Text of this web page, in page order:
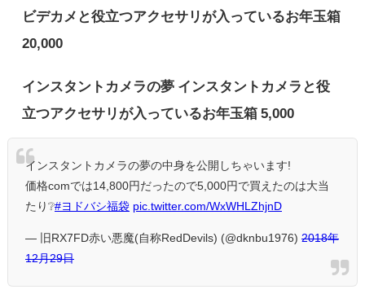
ビデカメと役立つアクセサリが入っているお年玉箱
20,000
インスタントカメラの夢 インスタントカメラと役
立つアクセサリが入っているお年玉箱 5,000
インスタントカメラの夢の中身を公開しちゃいます!
価格comでは14,800円だったので5,000円で買えたのは大当
たり❔#ヨドバシ福袋 pic.twitter.com/WxWHLZhjnD
— 旧RX7FD赤い悪魔(自称RedDevils) (@dknbu1976) 2018年
12月29日